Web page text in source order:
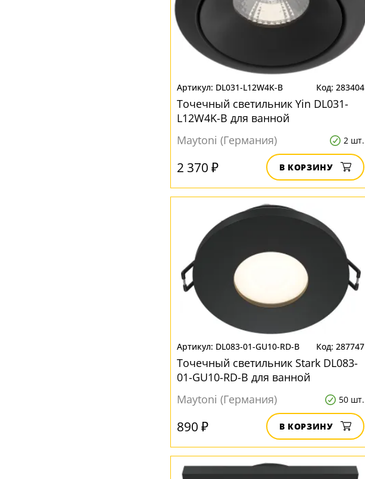
DL031-L12W4K-B 283404
Точечный светильник Yin DL031-
L12W4K-B для ванной
Maytoni (Германия)
2 шт.
2 370 ₽ В КОРЗИНУ
DL083-01-GU10-RD-B 287747
Точечный светильник Stark DL083-
01-GU10-RD-B для ванной
Maytoni (Германия)
50 шт.
890 ₽ В КОРЗИНУ